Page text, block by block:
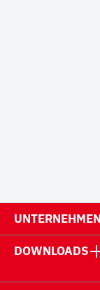
UNTERNEHMEN
DOWNLOADS